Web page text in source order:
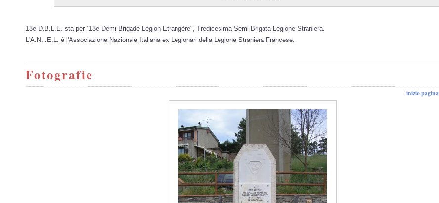
13e D.B.L.E. sta per "13e Demi-Brigade Légion Etrangère", Tredicesima Semi-Brigata Legione Straniera.
L'A.N.I.E.L. è l'Associazione Nazionale Italiana ex Legionari della Legione Straniera Francese.
Fotografie
inizio pagina